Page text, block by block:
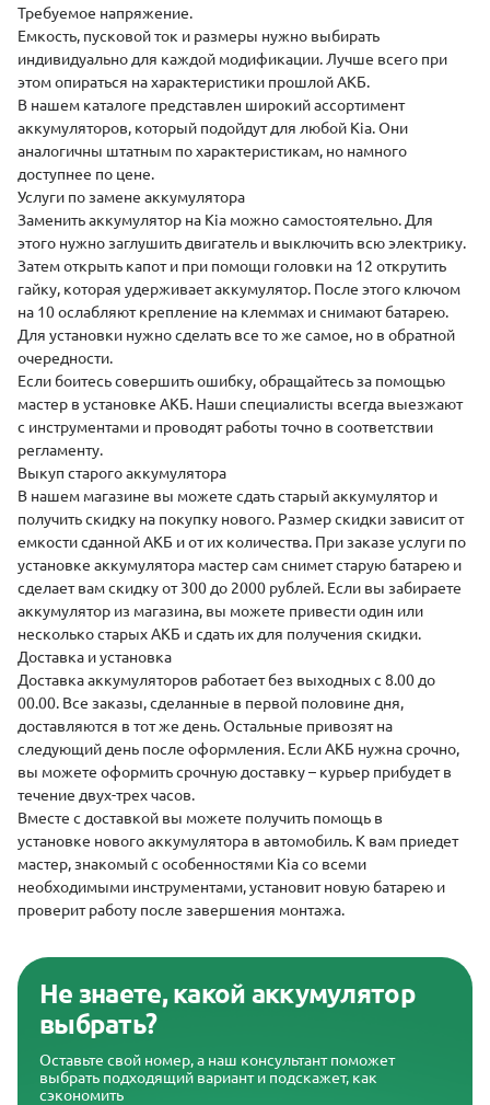
Требуемое напряжение.
Емкость, пусковой ток и размеры нужно выбирать
индивидуально для каждой модификации. Лучше всего при
этом опираться на характеристики прошлой АКБ.
В нашем каталоге представлен широкий ассортимент
аккумуляторов, который подойдут для любой Kia. Они
аналогичны штатным по характеристикам, но намного
доступнее по цене.
Услуги по замене аккумулятора
Заменить аккумулятор на Kia можно самостоятельно. Для
этого нужно заглушить двигатель и выключить всю электрику.
Затем открыть капот и при помощи головки на 12 открутить
гайку, которая удерживает аккумулятор. После этого ключом
на 10 ослабляют крепление на клеммах и снимают батарею.
Для установки нужно сделать все то же самое, но в обратной
очередности.
Если боитесь совершить ошибку, обращайтесь за помощью
мастер в установке АКБ. Наши специалисты всегда выезжают
с инструментами и проводят работы точно в соответствии
регламенту.
Выкуп старого аккумулятора
В нашем магазине вы можете сдать старый аккумулятор и
получить скидку на покупку нового. Размер скидки зависит от
емкости сданной АКБ и от их количества. При заказе услуги по
установке аккумулятора мастер сам снимет старую батарею и
сделает вам скидку от 300 до 2000 рублей. Если вы забираете
аккумулятор из магазина, вы можете привести один или
несколько старых АКБ и сдать их для получения скидки.
Доставка и установка
Доставка аккумуляторов работает без выходных с 8.00 до
00.00. Все заказы, сделанные в первой половине дня,
доставляются в тот же день. Остальные привозят на
следующий день после оформления. Если АКБ нужна срочно,
вы можете оформить срочную доставку – курьер прибудет в
течение двух-трех часов.
Вместе с доставкой вы можете получить помощь в
установке нового аккумулятора в автомобиль. К вам приедет
мастер, знакомый с особенностями Kia со всеми
необходимыми инструментами, установит новую батарею и
проверит работу после завершения монтажа.
Не знаете, какой аккумулятор
выбрать?
Оставьте свой номер, а наш консультант поможет
выбрать подходящий вариант и подскажет, как
сэкономить